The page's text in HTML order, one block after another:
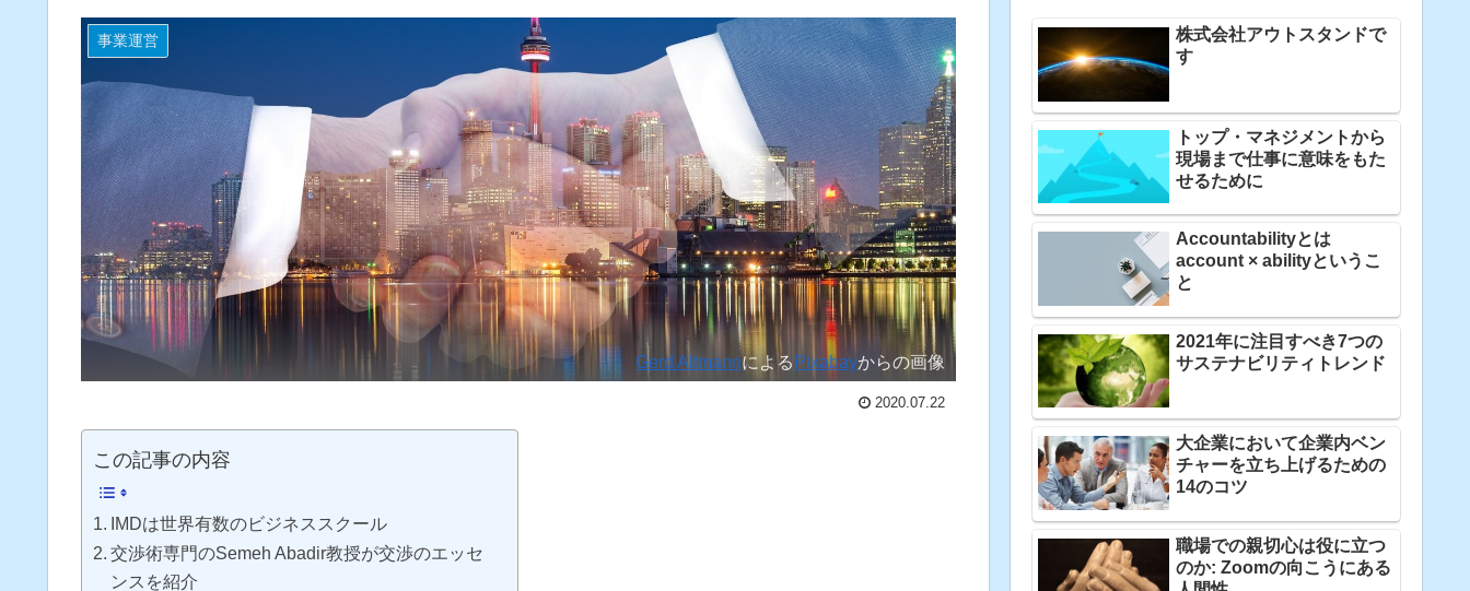
事業運営
Gerd AltmannによるPixabayからの画像
2020.07.22
この記事の内容
IMDは世界有数のビジネススクール
交渉術専門のSemeh Abadir教授が交渉のエッセ
ンスを紹介
株式会社アウトスタンドで
す
トップ・マネジメントから
現場まで仕事に意味をもた
せるために
Accountabilityとは
account × abilityというこ
と
2021年に注目すべき7つの
サステナビリティトレンド
大企業において企業内ベン
チャーを立ち上げるための
14のコツ
職場での親切心は役に立つ
のか: Zoomの向こうにある